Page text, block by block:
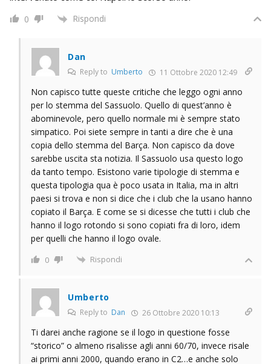
0 Rispondi
Dan
Reply to Umberto 11 Ottobre 2020 12:49
Non capisco tutte queste critiche che leggo ogni anno
per lo stemma del Sassuolo. Quello di quest’anno è
abominevole, pero quello normale mi è sempre stato
simpatico. Poi siete sempre in tanti a dire che è una
copia dello stemma del Barça. Non capisco da dove
sarebbe uscita sta notizia. Il Sassuolo usa questo logo
da tanto tempo. Esistono varie tipologie di stemma e
questa tipologia qua è poco usata in Italia, ma in altri
paesi si trova e non si dice che i club che la usano hanno
copiato il Barça. E come se si dicesse che tutti i club che
hanno il logo rotondo si sono copiati fra di loro, idem
per quelli che hanno il logo ovale.
0 Rispondi
Umberto
Reply to Dan 26 Ottobre 2020 10:13
Ti darei anche ragione se il logo in questione fosse
“storico” o almeno risalisse agli anni 60/70, invece risale
ai primi anni 2000, quando erano in C2…e anche solo